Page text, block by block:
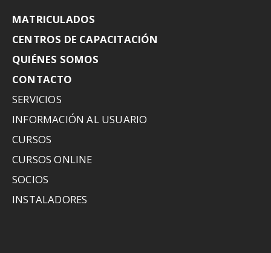
MATRICULADOS
CENTROS DE CAPACITACIÓN
QUIÉNES SOMOS
CONTACTO
SERVICIOS
INFORMACIÓN AL USUARIO
CURSOS
CURSOS ONLINE
SOCIOS
INSTALADORES